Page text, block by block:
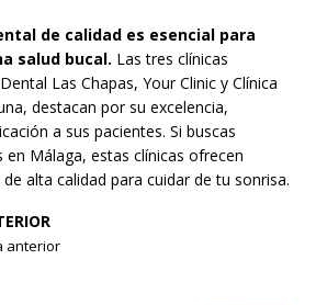
de calidad es esencial para
salud bucal. Las tres clínicas
Las Chapas, Your Clinic y Clínica
destacan por su excelencia,
a sus pacientes. Si buscas
Málaga, estas clínicas ofrecen
alta calidad para cuidar de tu sonrisa​.
anterior